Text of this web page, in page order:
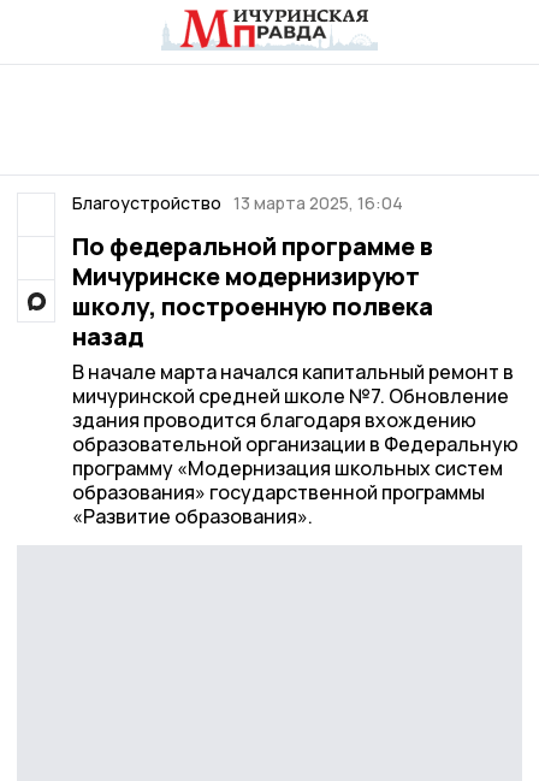
Благоустройство 13 марта 2025, 16:04
По федеральной программе в
Мичуринске модернизируют
школу, построенную полвека
назад
В начале марта начался капитальный ремонт в
мичуринской средней школе №7. Обновление
здания проводится благодаря вхождению
образовательной организации в Федеральную
программу «Модернизация школьных систем
образования» государственной программы
«Развитие образования».